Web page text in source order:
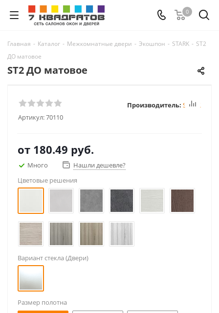
0
Главная - Каталог - Межкомнатные двери - Экошпон - STARK - ST2
ДО матовое
ST2 ДО матовое
Артикул:70110
Производитель: STARK
от 180.49 руб.
Много
Нашли дешевле?
Цветовые решения
Вариант стекла (Двери)
Размер полотна